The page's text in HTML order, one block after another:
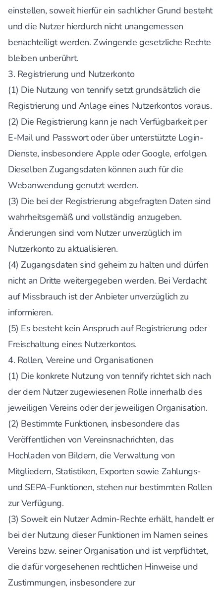
einstellen, soweit hierfür ein sachlicher Grund besteht
und die Nutzer hierdurch nicht unangemessen
benachteiligt werden. Zwingende gesetzliche Rechte
bleiben unberührt.
3. Registrierung und Nutzerkonto
(1) Die Nutzung von tennify setzt grundsätzlich die
Registrierung und Anlage eines Nutzerkontos voraus.
(2) Die Registrierung kann je nach Verfügbarkeit per
E-Mail und Passwort oder über unterstützte Login-
Dienste, insbesondere Apple oder Google, erfolgen.
Dieselben Zugangsdaten können auch für die
Webanwendung genutzt werden.
(3) Die bei der Registrierung abgefragten Daten sind
wahrheitsgemäß und vollständig anzugeben.
Änderungen sind vom Nutzer unverzüglich im
Nutzerkonto zu aktualisieren.
(4) Zugangsdaten sind geheim zu halten und dürfen
nicht an Dritte weitergegeben werden. Bei Verdacht
auf Missbrauch ist der Anbieter unverzüglich zu
informieren.
(5) Es besteht kein Anspruch auf Registrierung oder
Freischaltung eines Nutzerkontos.
4. Rollen, Vereine und Organisationen
(1) Die konkrete Nutzung von tennify richtet sich nach
der dem Nutzer zugewiesenen Rolle innerhalb des
jeweiligen Vereins oder der jeweiligen Organisation.
(2) Bestimmte Funktionen, insbesondere das
Veröffentlichen von Vereinsnachrichten, das
Hochladen von Bildern, die Verwaltung von
Mitgliedern, Statistiken, Exporten sowie Zahlungs-
und SEPA-Funktionen, stehen nur bestimmten Rollen
zur Verfügung.
(3) Soweit ein Nutzer Admin-Rechte erhält, handelt er
bei der Nutzung dieser Funktionen im Namen seines
Vereins bzw. seiner Organisation und ist verpflichtet,
die dafür vorgesehenen rechtlichen Hinweise und
Zustimmungen, insbesondere zur